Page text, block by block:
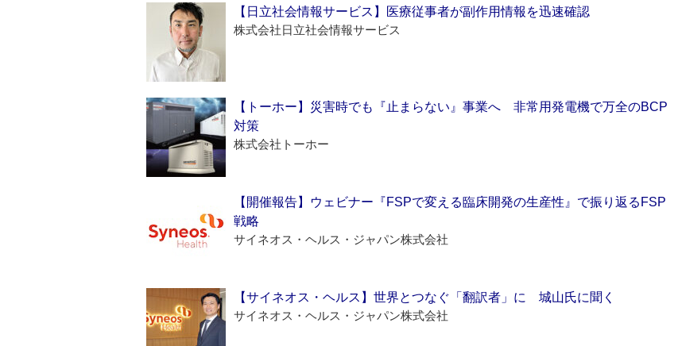
【日立社会情報サービス】医療従事者が副作用情報を迅速確認
株式会社日立社会情報サービス
【トーホー】災害時でも『止まらない』事業へ 非常用発電機で万全のBCP
対策
株式会社トーホー
【開催報告】ウェビナー『FSPで変える臨床開発の生産性』で振り返るFSP
戦略
サイネオス・ヘルス・ジャパン株式会社
【サイネオス・ヘルス】世界とつなぐ「翻訳者」に 城山氏に聞く
サイネオス・ヘルス・ジャパン株式会社